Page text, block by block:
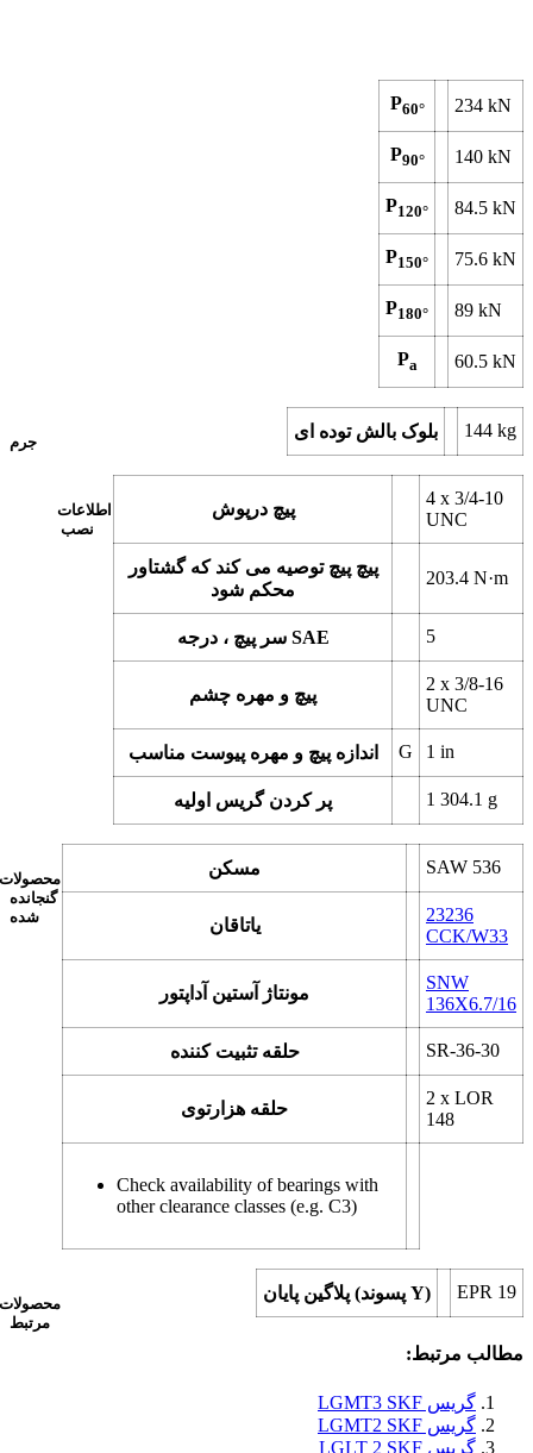
P60° 234 kN
P90° 140 kN
P120° 84.5 kN
P150° 75.6 kN
P180° 89 kN
Pa 60.5 kN
جرم
بلوک بالش توده ای 144 kg
اطلاعات
نصب
پیچ درپوش
4 x 3/4-10
UNC
پیچ پیچ توصیه می کند که گشتاور
محکم شود
203.4 N·m
سر پیچ ، درجه SAE 5
پیچ و مهره چشم
2 x 3/8-16
UNC
اندازه پیچ و مهره پیوست مناسب G 1 in
پر کردن گریس اولیه 1 304.1 g
محصولات
گنجانده
شده
مسکن SAW 536
یاتاقان
23236
CCK/W33
مونتاژ آستین آداپتور
SNW
136X6.7/16
حلقه تثبیت کننده SR-36-30
حلقه هزارتوی
2 x LOR
148
Check availability of bearings with
other clearance classes (e.g. C3)
محصولات
مرتبط
پلاگین پایان (پسوند Y) EPR 19
مطالب مرتبط:
گریس LGMT3 SKF
گریس LGMT2 SKF
گریس LGLT 2 SKF